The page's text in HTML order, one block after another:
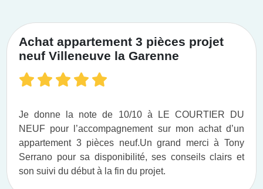
Achat appartement 3 pièces projet
neuf Villeneuve la Garenne
Je donne la note de 10/10 à LE COURTIER DU
NEUF pour l’accompagnement sur mon achat d’un
appartement 3 pièces neuf.​ Un grand merci à Tony
Serrano pour sa disponibilité, ses conseils clairs et
son suivi du début à la fin du projet.​